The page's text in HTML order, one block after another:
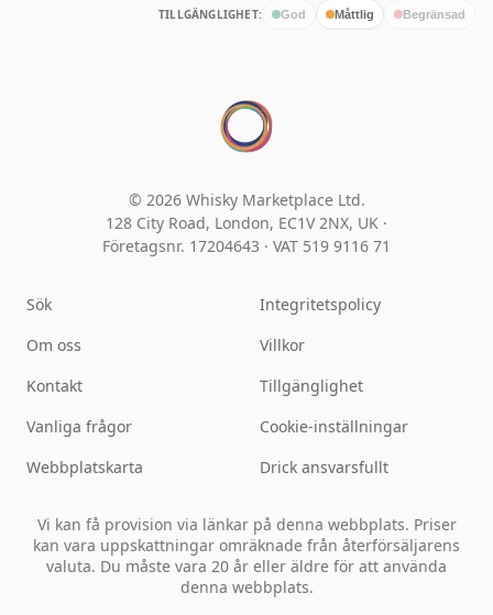
TILLGÄNGLIGHET: God Måttlig Begränsad
© 2026 Whisky Marketplace Ltd.
128 City Road, London, EC1V 2NX, UK ·
Företagsnr. 17204643 · VAT 519 9116 71
Sök
Om oss
Kontakt
Vanliga frågor
Webbplatskarta
Integritetspolicy
Villkor
Tillgänglighet
Cookie-inställningar
Drick ansvarsfullt
Vi kan få provision via länkar på denna webbplats. Priser
kan vara uppskattningar omräknade från återförsäljarens
valuta. Du måste vara 20 år eller äldre för att använda
denna webbplats.